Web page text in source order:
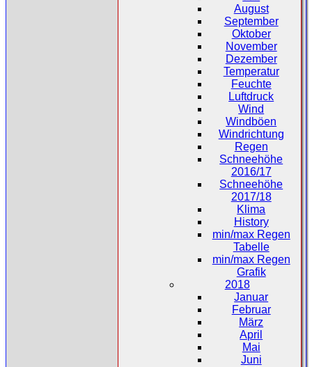
August
September
Oktober
November
Dezember
Temperatur
Feuchte
Luftdruck
Wind
Windböen
Windrichtung
Regen
Schneehöhe
2016/17
Schneehöhe
2017/18
Klima
History
min/max Regen
Tabelle
min/max Regen
Grafik
2018
Januar
Februar
März
April
Mai
Juni